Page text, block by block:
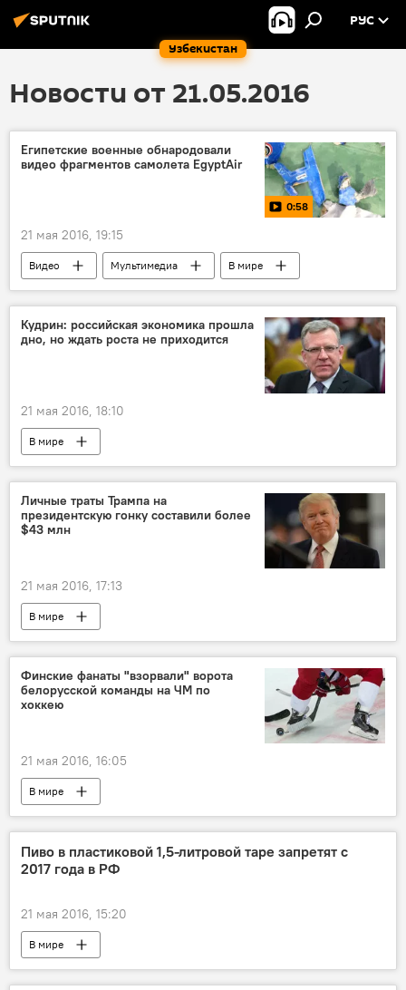
Узбекистан
РУС
Новости от 21.05.2016
Египетские военные обнародовали
видео фрагментов самолета EgyptAir
0:58
21 мая 2016, 19:15
Видео Мультимедиа
В мире
Крушение самолета EgyptAir над Средиземным морем
Кудрин: российская экономика прошла
дно, но ждать роста не приходится
21 мая 2016, 18:10
В мире
Личные траты Трампа на
президентскую гонку составили более
$43 млн
21 мая 2016, 17:13
В мире
Финские фанаты "взорвали" ворота
белорусской команды на ЧМ по
хоккею
21 мая 2016, 16:05
В мире
Пиво в пластиковой 1,5-литровой таре запретят с
2017 года в РФ
21 мая 2016, 15:20
В мире